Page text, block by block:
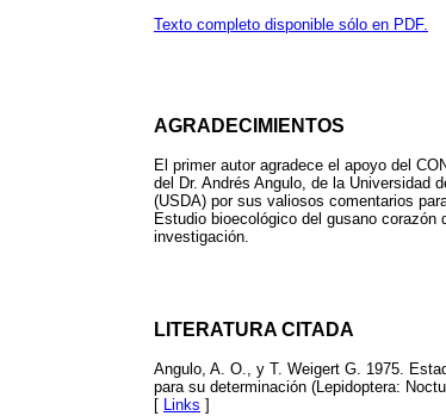
Texto completo disponible sólo en PDF.
AGRADECIMIENTOS
El primer autor agradece el apoyo del
del Dr. Andrés Angulo, de la Universidad
(USDA) por sus valiosos comentarios
Estudio bioecológico del gusano corazón
investigación.
LITERATURA CITADA
Angulo, A. O., y T. Weigert G. 1975.
para su determinación (Lepidoptera:
[ Links ]